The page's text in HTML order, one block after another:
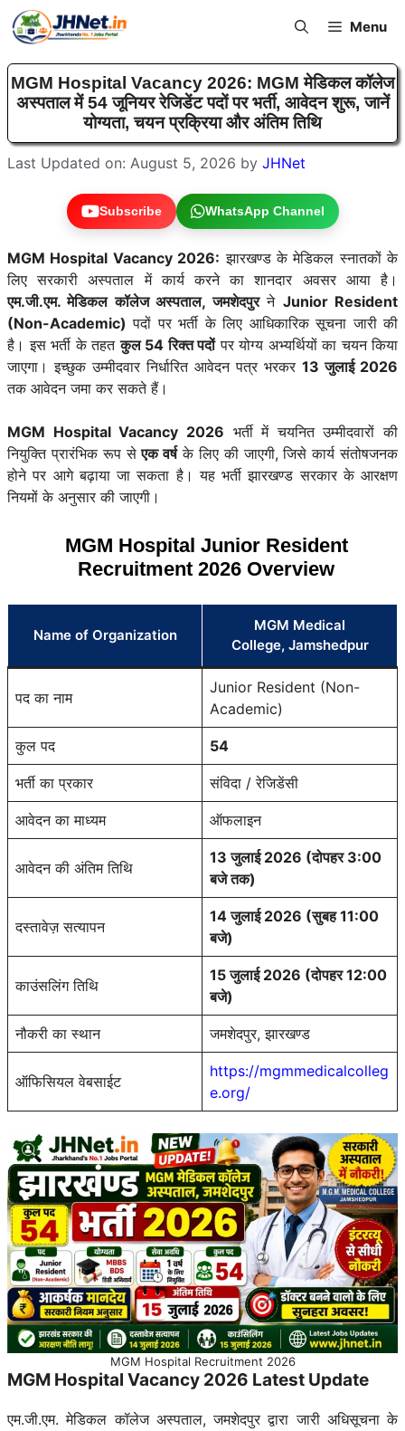
Skip
to
Menu
MGM Hospital Vacancy 2026: MGM मेडिकल कॉलेज
अस्पताल में 54 जूनियर रेजिडेंट पदों पर भर्ती, आवेदन शुरू, जानें
योग्यता, चयन प्रक्रिया और अंतिम तिथि
Last Updated on: August 5, 2026 by JHNet
Subscribe WhatsApp Channel
MGM Hospital Vacancy 2026: झारखण्ड के मेडिकल स्नातकों के
लिए सरकारी अस्पताल में कार्य करने का शानदार अवसर आया है।
एम.जी.एम. मेडिकल कॉलेज अस्पताल, जमशेदपुरने Junior Resident
(Non-Academic) पदों पर भर्ती के लिए आधिकारिक सूचना जारी की
है। इस भर्ती के तहतकुल 54 रिक्त पदोंपर योग्य अभ्यर्थियों का चयन किया
जाएगा। इच्छुक उम्मीदवार निर्धारित आवेदन पत्र भरकर 13 जुलाई 2026
तक आवेदन जमा कर सकते हैं।
MGM Hospital Vacancy 2026 भर्ती में चयनित उम्मीदवारों की
नियुक्ति प्रारंभिक रूप सेएक वर्षके लिए की जाएगी, जिसे कार्य संतोषजनक
होने पर आगे बढ़ाया जा सकता है। यह भर्ती झारखण्ड सरकार के आरक्षण
नियमों के अनुसार की जाएगी।
MGM Hospital Junior Resident
Recruitment 2026 Overview
Name of Organization
MGM Medical
College, Jamshedpur
पद का नाम
Junior Resident (Non-
Academic)
कुल पद 54
भर्ती का प्रकार संविदा / रेजिडेंसी
आवेदन का माध्यम ऑफलाइन
आवेदन की अंतिम तिथि
13 जुलाई 2026 (दोपहर 3:00
बजे तक)
दस्तावेज़ सत्यापन
14 जुलाई 2026 (सुबह 11:00
बजे)
काउंसलिंग तिथि
15 जुलाई 2026 (दोपहर 12:00
बजे)
नौकरी का स्थान जमशेदपुर, झारखण्ड
ऑफिसियल वेबसाईट
https://mgmmedicalcolleg
e.org/
MGM Hospital Recruitment 2026
MGM Hospital Vacancy 2026 Latest Update
एम.जी.एम. मेडिकल कॉलेज अस्पताल, जमशेदपुर द्वारा जारी अधिसूचना के